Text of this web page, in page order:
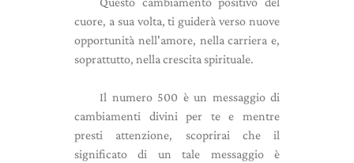
cuore, a sua volta, ti guiderà verso nuove
opportunità nell'amore, nella carriera e,
soprattutto, nella crescita spirituale.
Il numero 500 è un messaggio di
cambiamenti divini per te e mentre
presti attenzione, scoprirai che il
significato di un tale messaggio è